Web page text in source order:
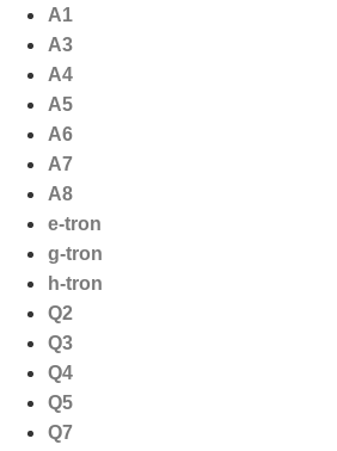
naar
inhoud
A1
A3
A4
A5
A6
A7
A8
e-tron
g-tron
h-tron
Q2
Q3
Q4
Q5
Q7